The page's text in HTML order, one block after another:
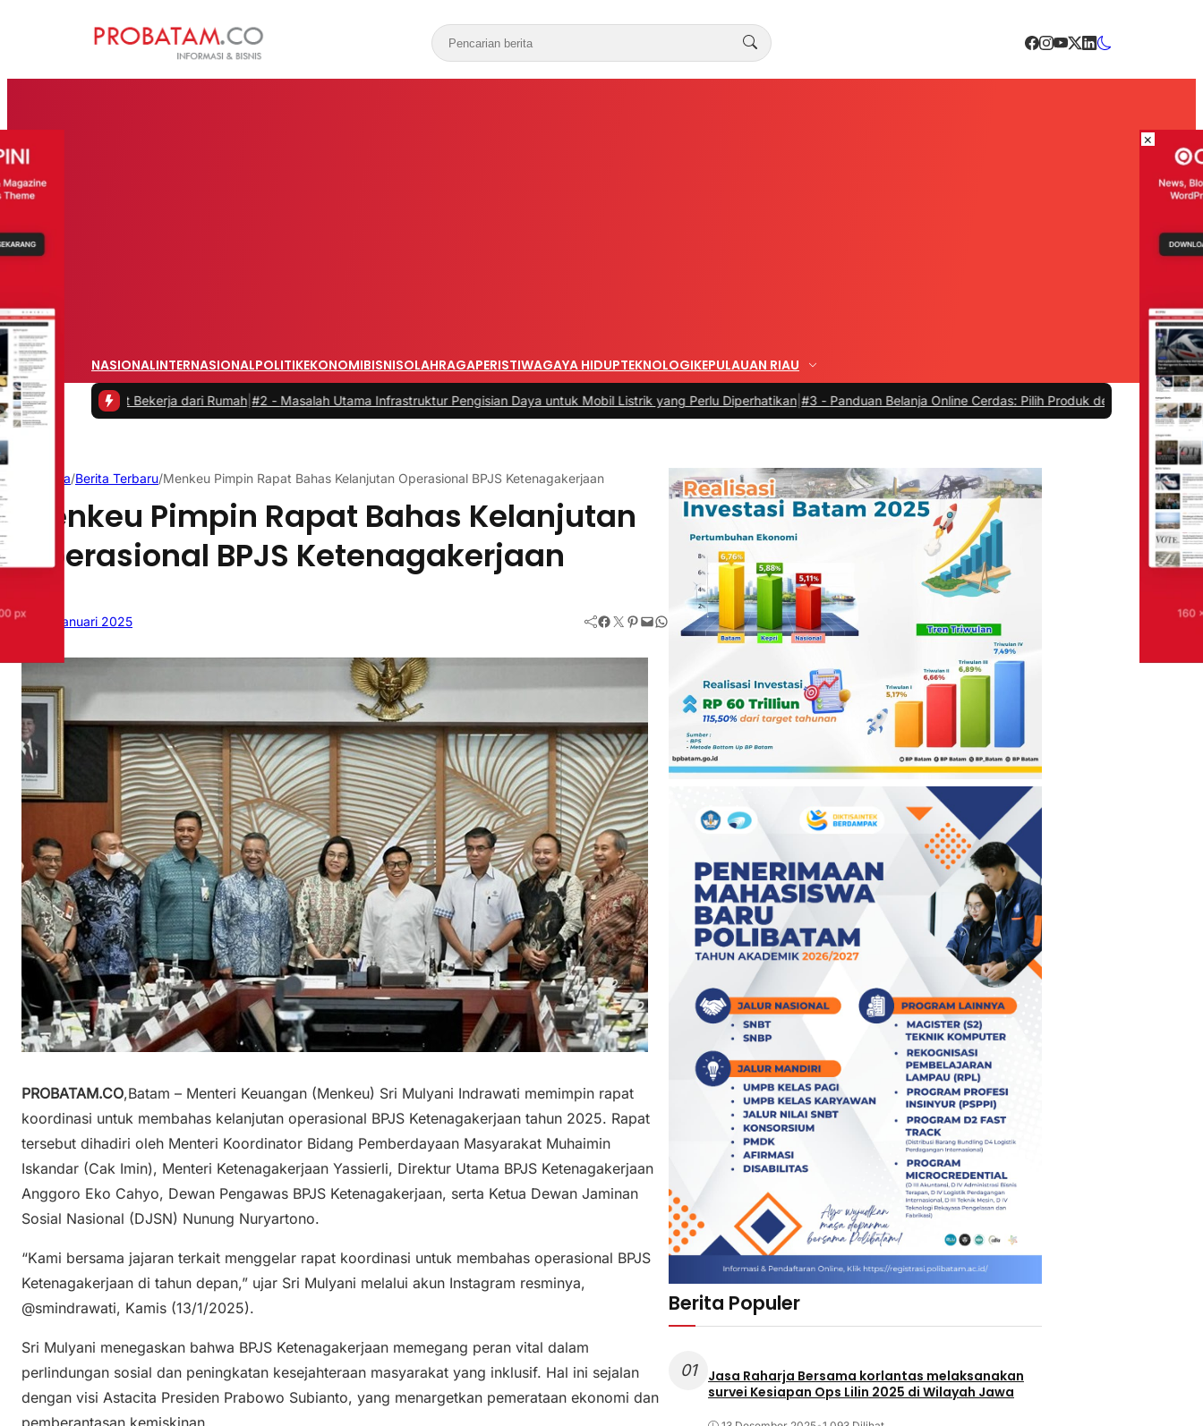
NASIONALINTERNASIONALPOLITIKEKONOMIBISNISOLAHRAGAPERISTIWAGAYA HIDUPTEKNOLOGIKEPULAUAN RIAU
Bekerja dari Rumah|#2 -Masalah Utama Infrastruktur Pengisian Daya untuk Mobil Listrik yang Perlu Diperhatikan|#3 -Panduan Belanja Online Cerdas: Pilih Produk dengan Bijak dan Hindari Penipuan|
Beranda/Berita Terbaru/Menkeu Pimpin Rapat Bahas Kelanjutan Operasional BPJS Ketenagakerjaan
Menkeu Pimpin Rapat Bahas Kelanjutan
Operasional BPJS Ketenagakerjaan
13 Januari 2025 Facebook Twitter Pinterest Mail WhatsApp
PROBATAM.CO,Batam – Menteri Keuangan (Menkeu) Sri Mulyani Indrawati memimpin rapat
koordinasi untuk membahas kelanjutan operasional BPJS Ketenagakerjaan tahun 2025. Rapat
tersebut dihadiri oleh Menteri Koordinator Bidang Pemberdayaan Masyarakat Muhaimin
Iskandar (Cak Imin), Menteri Ketenagakerjaan Yassierli, Direktur Utama BPJS Ketenagakerjaan
Anggoro Eko Cahyo, Dewan Pengawas BPJS Ketenagakerjaan, serta Ketua Dewan Jaminan
Sosial Nasional (DJSN) Nunung Nuryartono.
“Kami bersama jajaran terkait menggelar rapat koordinasi untuk membahas operasional BPJS
Ketenagakerjaan di tahun depan,” ujar Sri Mulyani melalui akun Instagram resminya,
@smindrawati, Kamis (13/1/2025).
Sri Mulyani menegaskan bahwa BPJS Ketenagakerjaan memegang peran vital dalam
perlindungan sosial dan peningkatan kesejahteraan masyarakat yang inklusif. Hal ini sejalan
dengan visi Astacita Presiden Prabowo Subianto, yang menargetkan pemerataan ekonomi dan
Berita Populer
01
Jasa Raharja Bersama korlantas melaksanakan
survei Kesiapan Ops Lilin 2025 di Wilayah Jawa
×